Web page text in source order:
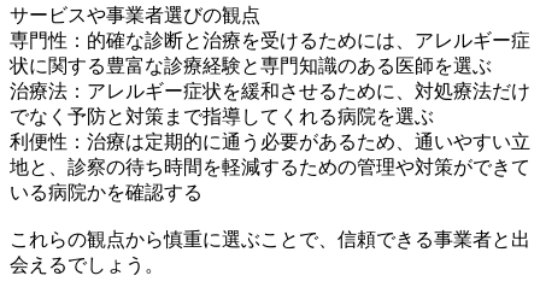
サービスや事業者選びの観点
専門性：的確な診断と治療を受けるためには、アレルギー症
状に関する豊富な診療経験と専門知識のある医師を選ぶ
治療法：アレルギー症状を緩和させるために、対処療法だけ
でなく予防と対策まで指導してくれる病院を選ぶ
利便性：治療は定期的に通う必要があるため、通いやすい立
地と、診察の待ち時間を軽減するための管理や対策ができて
いる病院かを確認する
これらの観点から慎重に選ぶことで、信頼できる事業者と出
会えるでしょう。